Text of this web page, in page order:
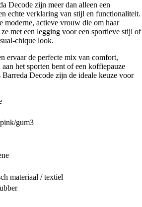
Decode zijn meer dan alleen een
echte verklaring van stijl en functionaliteit.
moderne, actieve vrouw die om haar
met een legging voor een sportieve stijl of
chique look.
ervaar de perfecte mix van comfort,
het sporten bent of een koffiepauze
Barreda Decode zijn de ideale keuze voor
gum3
materiaal / textiel